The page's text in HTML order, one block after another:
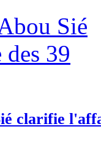
clarifie